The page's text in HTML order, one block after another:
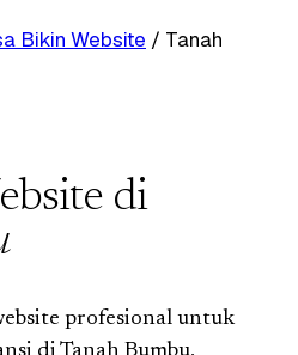
Bikin Website / Tanah
di
profesional untuk